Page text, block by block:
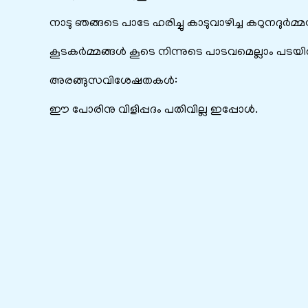
നാടു ഞങ്ങടെ പാടേ ഹരിച്ചു കാടുവാഴിച്ച
കൂടകർമ്മങ്ങൾ കൂടെ നിന്നുടെ പാടവമെല്ലാം
അരങ്ങുസവിശേഷതകൾ:
ഈ പോരിനു വിളിപ്പദം പതിവില്ല ഇപ്പോൾ.